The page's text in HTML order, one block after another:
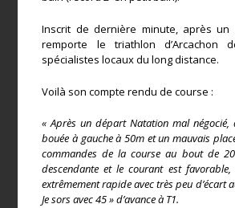
Inscrit de dernière minute, après
remporte le triathlon d’Arcachon
spécialistes locaux du long distance.
Voilà son compte rendu de course :
« Après un départ Natation mal négocié,
bouée à gauche à 50m et un mauvais
commandes de la course au bout de
descendante et le courant est favorable,
extrêmement rapide avec très peu d’écart
Je sors avec 45 » d’avance à T1.